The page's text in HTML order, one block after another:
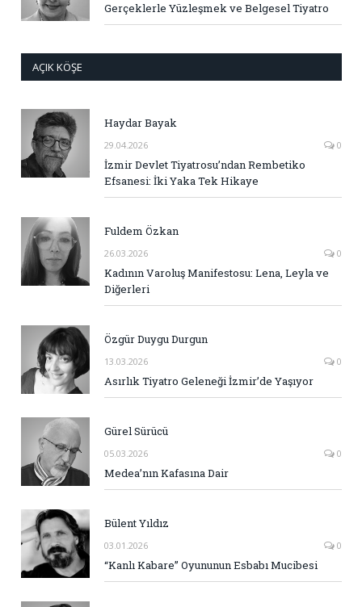
Gerçeklerle Yüzleşmek ve Belgesel Tiyatro
AÇIK KÖŞE
Haydar Bayak
29.04.2026 0
İzmir Devlet Tiyatrosu’ndan Rembetiko
Efsanesi: İki Yaka Tek Hikaye
Fuldem Özkan
26.03.2026 0
Kadının Varoluş Manifestosu: Lena, Leyla ve
Diğerleri
Özgür Duygu Durgun
13.03.2026 0
Asırlık Tiyatro Geleneği İzmir’de Yaşıyor
Gürel Sürücü
05.03.2026 0
Medea’nın Kafasına Dair
Bülent Yıldız
03.01.2026 0
“Kanlı Kabare” Oyununun Esbabı Mucibesi